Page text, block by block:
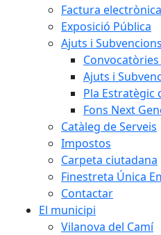
Factura electrònica
Exposició Pública
Ajuts i Subvencions
Ajuts i
Pla Estratègic
Fons Next
Catàleg de Serveis
Impostos
Carpeta ciutadana
Finestreta Única
Contactar
El municipi
Vilanova del Camí